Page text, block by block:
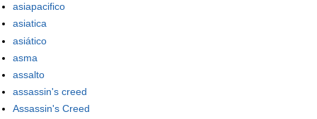
asiapacifico
asiatica
asiático
asma
assalto
assassin's creed
Assassin's Creed